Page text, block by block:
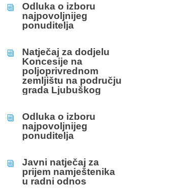
i
Odluka o izboru
najpovoljnijeg
ponuditelja
i
Natječaj za dodjelu
Koncesije na
poljoprivrednom
zemljištu na području
grada Ljubuškog
i
Odluka o izboru
najpovoljnijeg
ponuditelja
i
Javni natječaj za
prijem namještenika
u radni odnos